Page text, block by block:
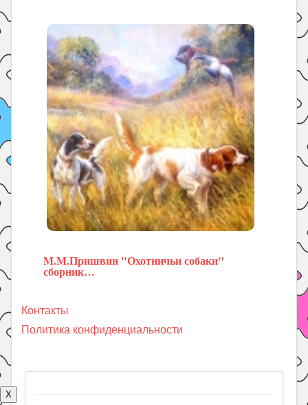
М.М.Пришвин "Охотничьи собаки"
сборник…
Контакты
Политика конфиденциальности
X